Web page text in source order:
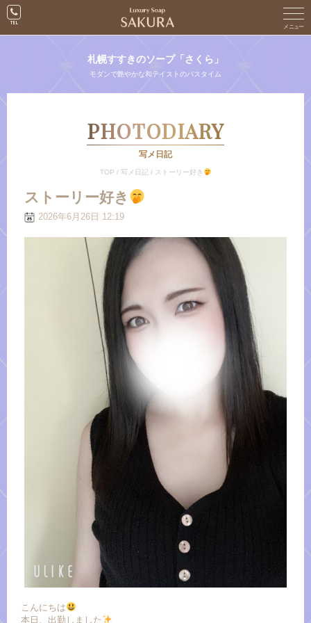
札幌すすきのソープ「さくら」
モダンで艶やかな和テイストのバスタイム
PHOTODIARY
写メ日記
TOP / 写メ日記 / ストーリー好き
ストーリー好き
2026年6月26日 12:19
こんにちは
本日、出勤しました